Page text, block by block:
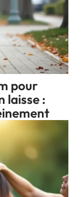
pour
laisse :